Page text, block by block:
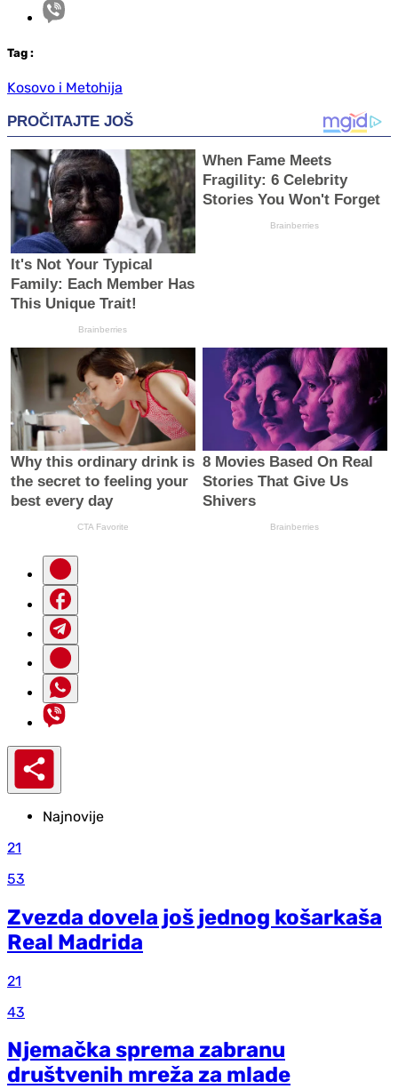
Tag :
Kosovo i Metohija
Najnovije
21
53
Zvezda dovela još jednog košarkaša
Real Madrida
21
43
Njemačka sprema zabranu
društvenih mreža za mlade